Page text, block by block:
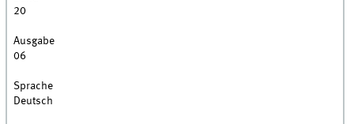
20
Ausgabe
06
Sprache
Deutsch